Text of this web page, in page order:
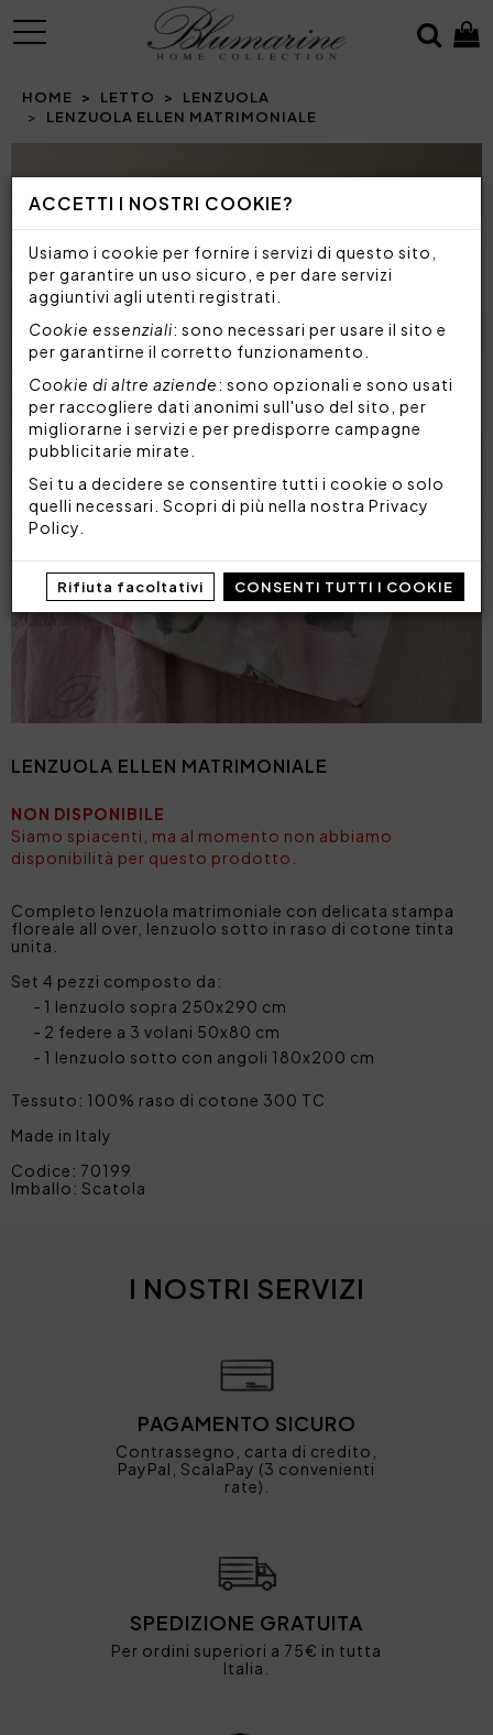
ACCETTI I NOSTRI COOKIE?
Usiamo i cookie per fornire i servizi di questo sito,
per garantire un uso sicuro, e per dare servizi
aggiuntivi agli utenti registrati.
Cookie essenziali: sono necessari per usare il sito e
per garantirne il corretto funzionamento.
Cookie di altre aziende: sono opzionali e sono usati
per raccogliere dati anonimi sull'uso del sito, per
migliorarne i servizi e per predisporre campagne
pubblicitarie mirate.
Sei tu a decidere se consentire tutti i cookie o solo
quelli necessari. Scopri di più nella nostra Privacy
Policy
Rifiuta facoltativi CONSENTI TUTTI I COOKIE
MENU
HOME LETTO
LENZUOLA
LENZUOLA ELLEN MATRIMONIALE
LENZUOLA ELLEN MATRIMONIALE
NON DISPONIBILE
Siamo spiacenti, ma al momento non abbiamo
disponibilità per questo prodotto.
Completo lenzuola matrimoniale con delicata stampa
floreale all over, lenzuolo sotto in raso di cotone tinta
unita.
Set 4 pezzi composto da:
1 lenzuolo sopra 250x290 cm
2 federe a 3 volani 50x80 cm
1 lenzuolo sotto con angoli 180x200 cm
Tessuto: 100% raso di cotone 300 TC
Made in Italy
Codice: 70199
Imballo: Scatola
I NOSTRI SERVIZI
PAGAMENTO SICURO
Contrassegno, carta di credito,
PayPal, ScalaPay (3 convenienti
rate).
SPEDIZIONE GRATUITA
Per ordini superiori a 75€ in tutta
Italia.